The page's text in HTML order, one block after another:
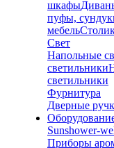
шкафы
пуфы,
мебель
Свет
Напольные
светильники
светильники
Фурнитура
Дверные
Sunshower-
Приборы